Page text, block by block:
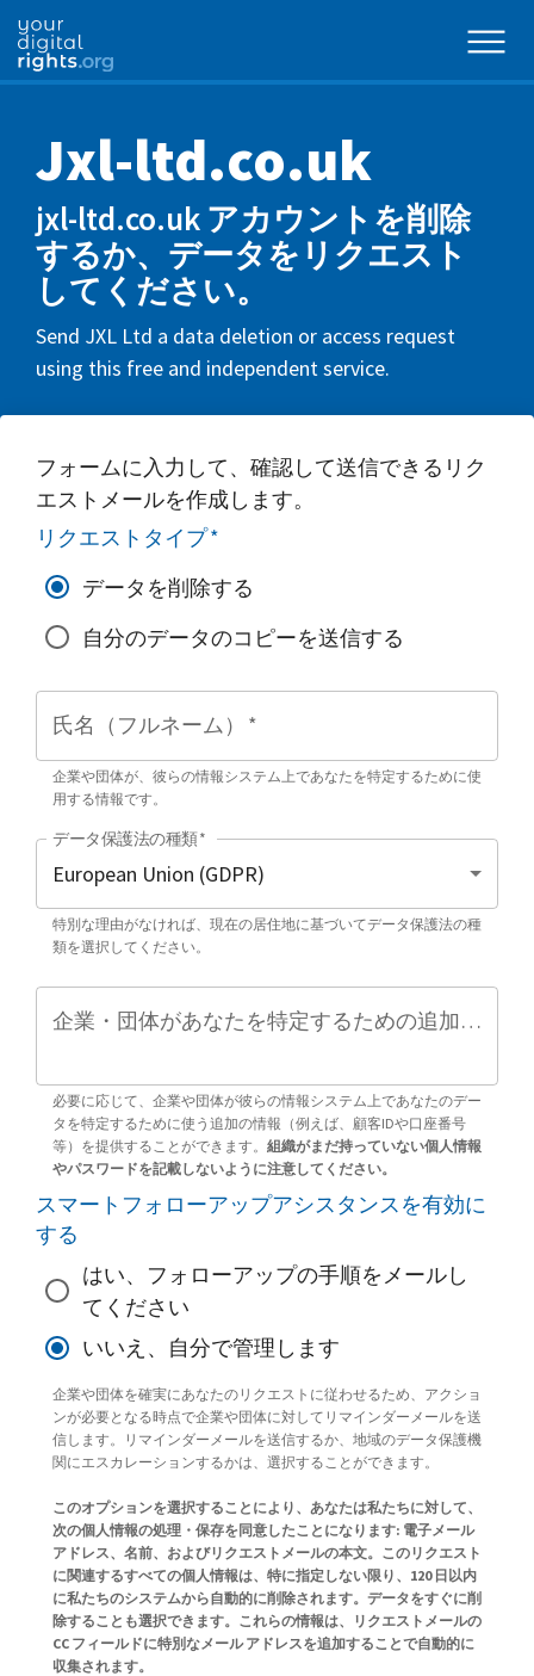
Jxl-ltd.co.uk
jxl-ltd.co.uk アカウントを削除
するか、データをリクエスト
してください。
Send JXL Ltd a data deletion or access request
using this free and independent service.
フォームに入力して、確認して送信できるリク
エストメールを作成します。
リクエストタイプ*
データを削除する
自分のデータのコピーを送信する
氏名（フルネーム） *
企業や団体が、彼らの情報システム上であなたを特定するために使
用する情報です。
データ保護法の種類*
特別な理由がなければ、現在の居住地に基づいてデータ保護法の種
類を選択してください。
企業・団体があなたを特定するための追加情報（任意）
必要に応じて、企業や団体が彼らの情報システム上であなたのデー
タを特定するために使う追加の情報（例えば、顧客IDや口座番号
等）を提供することができます。 組織がまだ持っていない個人情報
やパスワードを記載しないように注意してください。
スマートフォローアップアシスタンスを有効に
する
はい、フォローアップの手順をメールし
てください
いいえ、自分で管理します
企業や団体を確実にあなたのリクエストに従わせるため、アクショ
ンが必要となる時点で企業や団体に対してリマインダーメールを送
信します。リマインダーメールを送信するか、地域のデータ保護機
関にエスカレーションするかは、選択することができます。
このオプションを選択することにより、あなたは私たちに対して、
次の個人情報の処理・保存を同意したことになります: 電子メール
アドレス、名前、およびリクエストメールの本文。このリクエスト
に関連するすべての個人情報は、特に指定しない限り、120 日以内
に私たちのシステムから自動的に削除されます。データをすぐに削
除することも選択できます。これらの情報は、リクエストメールの
CC フィールドに特別なメール アドレスを追加することで自動的に
収集されます。